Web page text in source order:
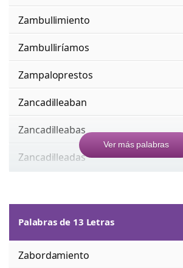
Zambullimiento
Zambulliríamos
Zampaloprestos
Zancadilleaban
Zancadilleabas
Zancadilleadas
Ver más palabras
Palabras de 13 Letras
Zabordamiento